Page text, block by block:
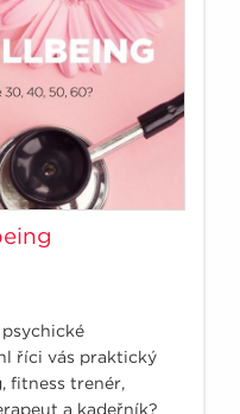
říci vás praktický
fitness trenér,
a kadeřník?